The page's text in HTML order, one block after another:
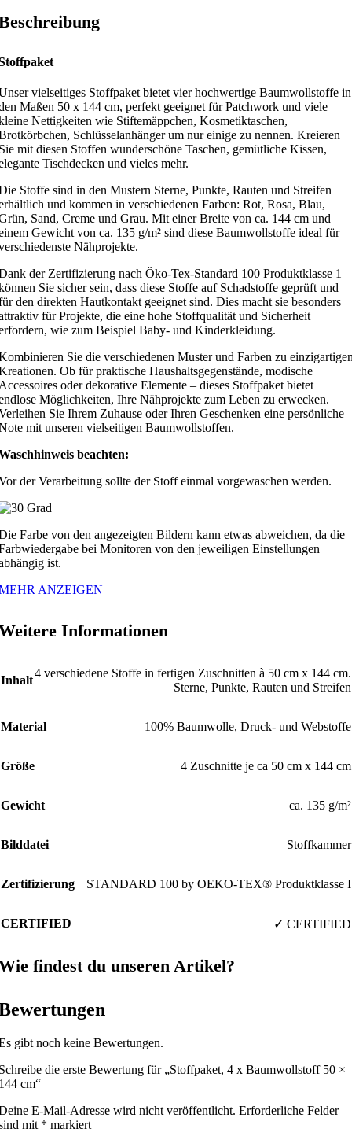
vielseitiges Stoffpaket bietet vier hochwertige Baumwollstoffe in
Maßen 50 x 144 cm, perfekt geeignet für Patchwork und viele
Nettigkeiten wie Stiftemäppchen, Kosmetiktaschen,
Schlüsselanhänger um nur einige zu nennen. Kreieren
mit diesen Stoffen wunderschöne Taschen, gemütliche Kissen,
Tischdecken und vieles mehr.
Stoffe sind in den Mustern Sterne, Punkte, Rauten und Streifen
und kommen in verschiedenen Farben: Rot, Rosa, Blau,
Sand, Creme und Grau. Mit einer Breite von ca. 144 cm und
Gewicht von ca. 135 g/m² sind diese Baumwollstoffe ideal für
Nähprojekte.
der Zertifizierung nach Öko-Tex-Standard 100 Produktklasse 1
Sie sicher sein, dass diese Stoffe auf Schadstoffe geprüft und
den direkten Hautkontakt geeignet sind. Dies macht sie besonders
für Projekte, die eine hohe Stoffqualität und Sicherheit
wie zum Beispiel Baby- und Kinderkleidung.
Sie die verschiedenen Muster und Farben zu
Ob für praktische Haushaltsgegenstände, modische
oder dekorative Elemente – dieses Stoffpaket bietet
Möglichkeiten, Ihre Nähprojekte zum Leben zu erwecken.
Sie Ihrem Zuhause oder Ihren Geschenken eine persönliche
mit unseren vielseitigen Baumwollstoffen.
beachten:
der Verarbeitung sollte der Stoff einmal vorgewaschen werden.
Farbe von den angezeigten Bildern kann etwas abweichen, da die
bei Monitoren von den jeweiligen Einstellungen
ist.
ANZEIGEN
Informationen
Inhalt
4 verschiedene Stoffe in fertigen Zuschnitten à 50 cm x 144 cm.
Sterne, Punkte, Rauten und Streifen
Material 100% Baumwolle, Druck- und Webstoffe
Größe 4 Zuschnitte je ca 50 cm x 144 cm
Gewicht ca. 135 g/m²
Bilddatei Stoffkammer
Zertifizierung STANDARD 100 by OEKO-TEX® Produktklasse I
CERTIFIED ✓ CERTIFIED
findest du unseren Artikel?
gibt noch keine Bewertungen.
die erste Bewertung für „Stoffpaket, 4 x Baumwollstoff 50 ×
cm“
E-Mail-Adresse wird nicht veröffentlicht. Erforderliche Felder
mit * markiert